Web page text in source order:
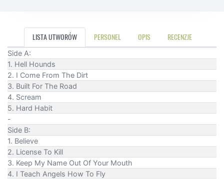
LISTA UTWORÓW PERSONEL OPIS RECENZJE
Side A:
1. Hell Hounds
2. I Come From The Dirt
3. Built For The Road
4. Scream
5. Hard Habit
-
Side B:
1. Believe
2. License To Kill
3. Keep My Name Out Of Your Mouth
4. I Teach Angels How To Fly